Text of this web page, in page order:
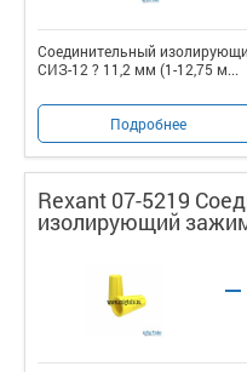
Соединительный
СИЗ-12 ? 11,2 мм (1-12,75 м...
Подробнее
Rexant 07-5219
изолирующий